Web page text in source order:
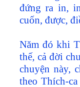
đứng ra in,
cuốn, được,
Năm đó khi
thế, cả đời
chuyện này,
theo Thích-